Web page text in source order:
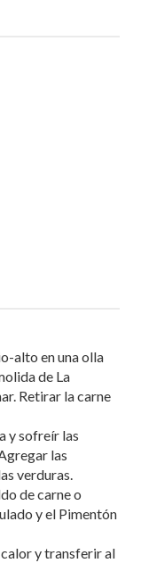
alto en una olla
de La
Retirar la carne
y sofreír las
las
verduras.
de carne o
y el Pimentón
y transferir al